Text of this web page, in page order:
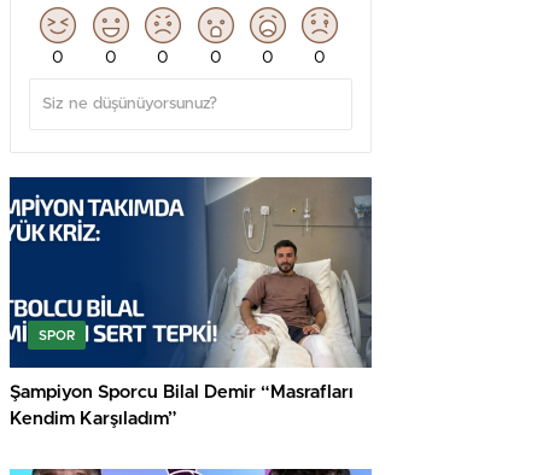
0 0 0 0 0 0
SPOR
Şampiyon Sporcu Bilal Demir “Masrafları
Kendim Karşıladım”